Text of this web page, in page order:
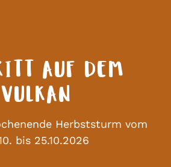
AUF DEM
VULKAN
Herbststurm vom
bis 25.10.2026